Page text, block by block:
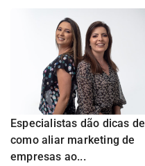
Especialistas dão dicas de
como aliar marketing de
empresas ao...